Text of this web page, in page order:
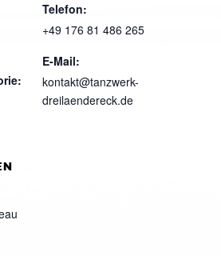
Telefon:
+49 176 81 486 265
E-Mail:
kontakt@tanzwerk-
dreilaendereck.de